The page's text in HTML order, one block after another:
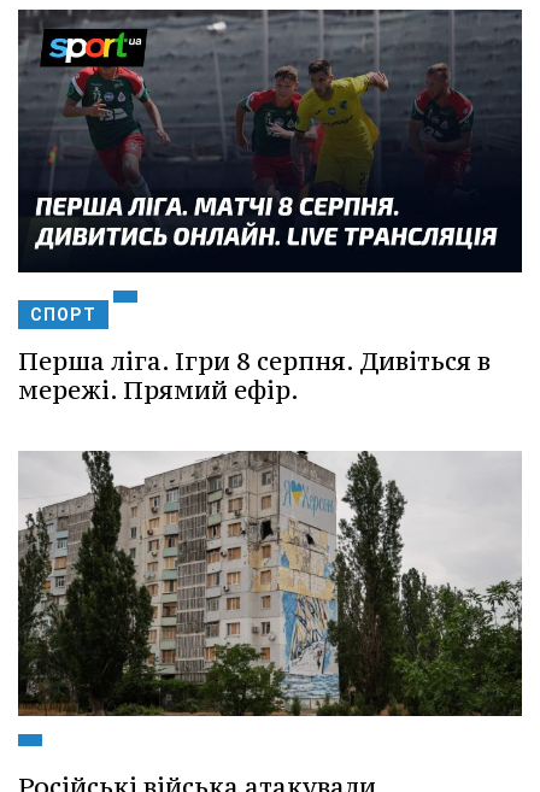
СПОРТ
Перша ліга. Ігри 8 серпня. Дивіться в
мережі. Прямий ефір.